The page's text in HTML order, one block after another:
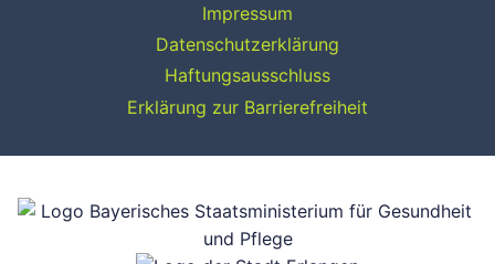
Impressum
Datenschutzerklärung
Haftungsausschluss
Erklärung zur Barrierefreiheit